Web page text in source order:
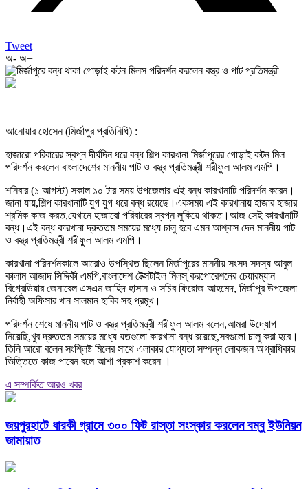
Tweet
অ- অ+
আনোয়ার হোসেন (মির্জাপুর প্রতিনিধি) :
হাজারো পরিবারের স্বপ্ন দীর্ঘদিন ধরে বন্ধ শিল্প কারখানা মির্জাপুরের গোড়াই কটন মিল
পরিদর্শন করলেন বাংলাদেশের মাননীয় পাট ও বস্ত্র প্রতিমন্ত্রী শরীফুল আলম এমপি।
শনিবার (১ আগস্ট) সকাল ১০ টার সময় উপজেলার এই বন্ধ কারখানাটি পরিদর্শন করেন।
জানা যায়,শিল্প কারখানাটি যুগ যুগ ধরে বন্ধ রয়েছে।একসময় এই কারখানায় হাজার হাজার
শ্রমিক কাজ করত,যেখানে হাজারো পরিবারের স্বপ্ন লুকিয়ে থাকত।আজ সেই কারখানাটি
বন্ধ।এই বন্ধ কারখানা দ্রুততম সময়ের মধ্যে চালু হবে এমন আশ্বাস দেন মাননীয় পাট
ও বস্ত্র প্রতিমন্ত্রী শরীফুল আলম এমপি।
কারখানা পরিদর্শনকালে আরোও উপস্থিত ছিলেন মির্জাপুরের মাননীয় সংসদ সদস্য আবুল
কালাম আজাদ সিদ্দিকী এমপি,বাংলাদেশ টেক্সটাইল মিলস্ করপোরেশনের চেয়ারম্যান
বিগ্রেডিয়ার জেনারেল এসএম জাহিদ হাসান ও সচিব ফিরোজ আহমেদ, মির্জাপুর উপজেলা
নির্বাহী অফিসার খান সালমান হাবিব সহ প্রমূখ।
পরিদর্শন শেষে মাননীয় পাট ও বস্ত্র প্রতিমন্ত্রী শরীফুল আলম বলেন,আমরা উদ্যোগ
নিয়েছি,খুব দ্রুততম সময়ের মধ্যে যতগুলো কারখানা বন্ধ রয়েছে,সবগুলো চালু করা হবে।
তিনি আরো বলেন সংশ্লিষ্ট মিলের সাথে এলাকার যোগ্যতা সম্পন্ন লোকজন অগ্রাধিকার
ভিত্তিতে কাজ পাবেন বলে আশা প্রকাশ করেন ।
এ সম্পর্কিত আরও খবর
জয়পুরহাটে ধারকী গ্রামে ৩০০ ফিট রাস্তা সংস্কার করলেন বম্বু ইউনিয়ন
জামায়াত